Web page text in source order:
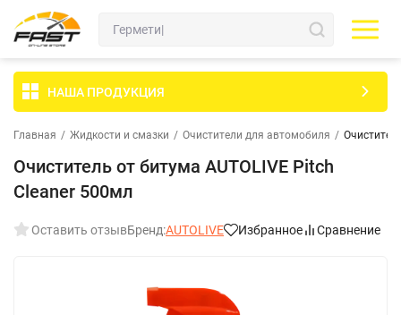
НАША ПРОДУКЦИЯ
Главная / Жидкости и смазки / Очистители для автомобиля /
Очиститель от битума AUTOLIVE Pitch
Cleaner 500мл
Оставить отзывБренд:AUTOLIVE Избранное Сравнение